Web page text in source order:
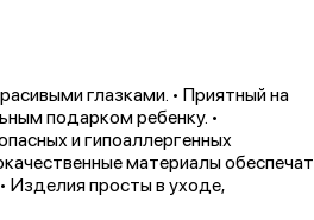
глазками. • Приятный на
подарком ребенку. •
и гипоаллергенных
материалы обеспечат
Изделия просты в уходе,